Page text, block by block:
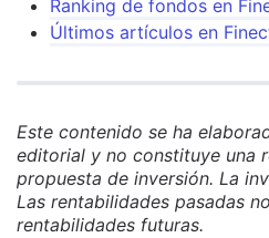
Ranking de fondos en
Últimos artículos en
Este contenido se ha
editorial y no constituye una
propuesta de inversión. La
Las rentabilidades pasadas
rentabilidades futuras.